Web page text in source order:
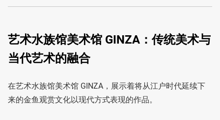
艺术水族馆美术馆 GINZA：传统美术与
当代艺术的融合
在艺术水族馆美术馆 GINZA，展示着将从江户时代延续下
来的金鱼观赏文化以现代方式表现的作品。